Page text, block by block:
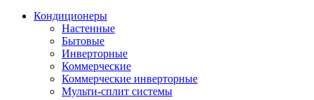
Кондиционеры
Настенные
Бытовые
Инверторные
Коммерческие
Коммерческие инверторные
Мульти-сплит системы